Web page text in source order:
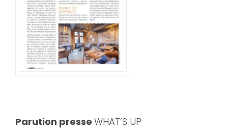
Parution presse WHAT’S UP